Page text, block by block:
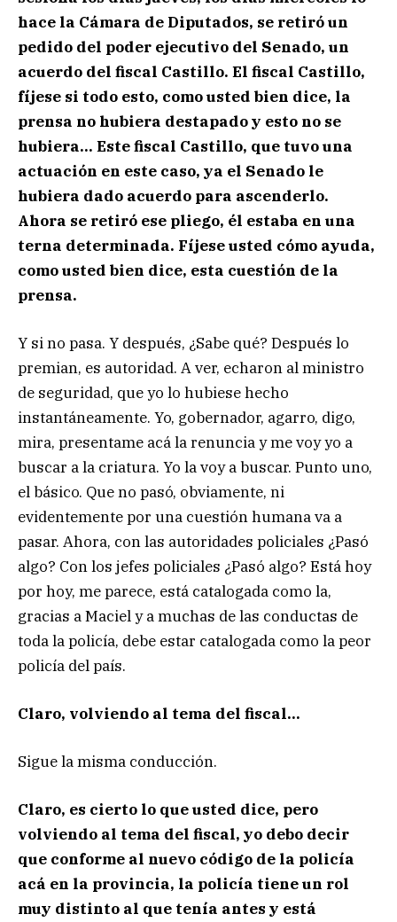
hace la Cámara de Diputados, se retiró un
pedido del poder ejecutivo del Senado, un
acuerdo del fiscal Castillo. El fiscal Castillo,
fíjese si todo esto, como usted bien dice, la
prensa no hubiera destapado y esto no se
hubiera… Este fiscal Castillo, que tuvo una
actuación en este caso, ya el Senado le
hubiera dado acuerdo para ascenderlo.
Ahora se retiró ese pliego, él estaba en una
terna determinada. Fíjese usted cómo ayuda,
como usted bien dice, esta cuestión de la
prensa.
Y si no pasa. Y después, ¿Sabe qué? Después lo
premian, es autoridad. A ver, echaron al ministro
de seguridad, que yo lo hubiese hecho
instantáneamente. Yo, gobernador, agarro, digo,
mira, presentame acá la renuncia y me voy yo a
buscar a la criatura. Yo la voy a buscar. Punto uno,
el básico. Que no pasó, obviamente, ni
evidentemente por una cuestión humana va a
pasar. Ahora, con las autoridades policiales ¿Pasó
algo? Con los jefes policiales ¿Pasó algo? Está hoy
por hoy, me parece, está catalogada como la,
gracias a Maciel y a muchas de las conductas de
toda la policía, debe estar catalogada como la peor
policía del país.
Claro, volviendo al tema del fiscal…
Sigue la misma conducción.
Claro, es cierto lo que usted dice, pero
volviendo al tema del fiscal, yo debo decir
que conforme al nuevo código de la policía
acá en la provincia, la policía tiene un rol
muy distinto al que tenía antes y está